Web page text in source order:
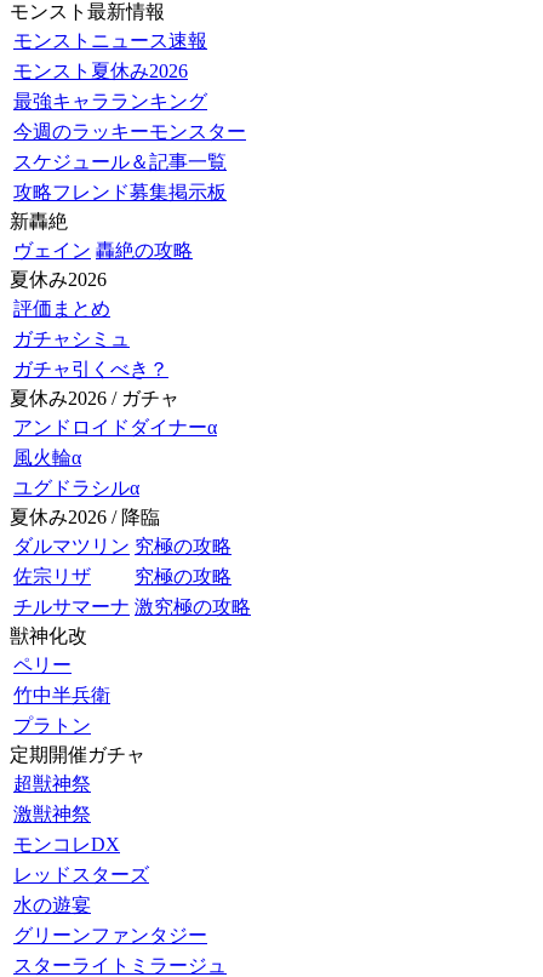
モンスト最新情報
モンストニュース速報
モンスト夏休み2026
最強キャラランキング
今週のラッキーモンスター
スケジュール＆記事一覧
攻略フレンド募集掲示板
新轟絶
ヴェイン 轟絶の攻略
夏休み2026
評価まとめ
ガチャシミュ
ガチャ引くべき？
夏休み2026 / ガチャ
アンドロイドダイナーα
風火輪α
ユグドラシルα
夏休み2026 / 降臨
ダルマツリン 究極の攻略
佐宗リザ
究極の攻略
チルサマーナ 激究極の攻略
獣神化改
ペリー
竹中半兵衛
プラトン
定期開催ガチャ
超獣神祭
激獣神祭
モンコレDX
レッドスターズ
水の遊宴
グリーンファンタジー
スターライトミラージュ